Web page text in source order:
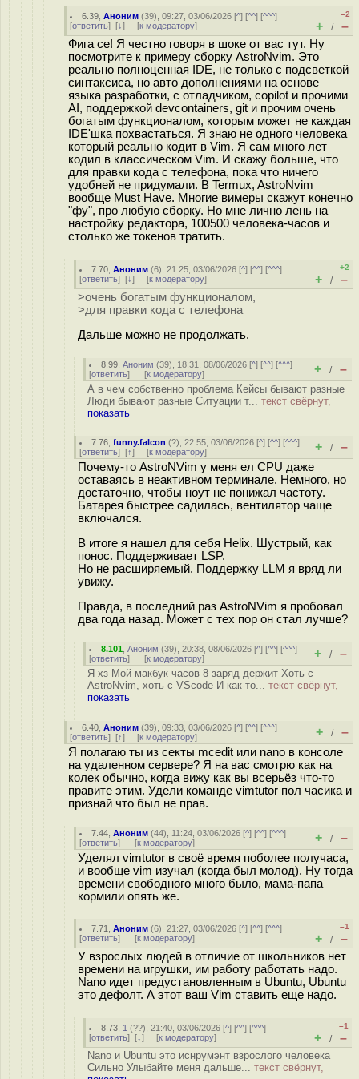
6.39 ,Аноним (39), 09:27, 03/06/2026 [^] [^^] [^^^]
[ответить] [↓] [к модератору]
–2
+ / –
Фига се! Я честно говоря в шоке от вас тут. Ну
посмотрите к примеру сборку AstroNvim. Это
реально полноценная IDE, не только с подсветкой
синтаксиса, но авто дополнениями на основе
языка разработки, с отладчиком, copilot и прочими
AI, поддержкой devcontainers, git и прочим очень
богатым функционалом, которым может не каждая
IDE'шка похвастаться. Я знаю не одного человека
который реально кодит в Vim. Я сам много лет
кодил в классическом Vim. И скажу больше, что
для правки кода с телефона, пока что ничего
удобней не придумали. В Termux, AstroNvim
вообще Must Have. Многие вимеры скажут конечно
"фу", про любую сборку. Но мне лично лень на
настройку редактора, 100500 человека-часов и
столько же токенов тратить.
7.70 ,Аноним (6), 21:25, 03/06/2026 [^] [^^] [^^^]
[ответить] [↓] [к модератору]
+2
+ / –
>очень богатым функционалом,
>для правки кода с телефона
Дальше можно не продолжать.
8.99 ,Аноним (39), 18:31, 08/06/2026 [^] [^^] [^^^]
[ответить] [к модератору] + / –
А в чем собственно проблема Кейсы бывают разные
Люди бывают разные Ситуации т... текст свёрнут,
показать
7.76 ,funny.falcon (?), 22:55, 03/06/2026 [^] [^^] [^^^]
[ответить] [↑] [к модератору] + / –
Почему-то AstroNVim у меня ел CPU даже
оставаясь в неактивном терминале. Немного, но
достаточно, чтобы ноут не понижал частоту.
Батарея быстрее садилась, вентилятор чаще
включался.
В итоге я нашел для себя Helix. Шустрый, как
понос. Поддерживает LSP.
Но не расширяемый. Поддержку LLM я вряд ли
увижу.
Правда, в последний раз AstroNVim я пробовал
два года назад. Может с тех пор он стал лучше?
8.101 ,Аноним (39), 20:38, 08/06/2026 [^] [^^] [^^^]
[ответить] [к модератору] + / –
Я хз Мой макбук часов 8 заряд держит Хоть с
AstroNvim, хоть с VScode И как-то... текст свёрнут,
показать
6.40 ,Аноним (39), 09:33, 03/06/2026 [^] [^^] [^^^]
[ответить] [↑] [к модератору] + / –
Я полагаю ты из секты mcedit или nano в консоле
на удаленном сервере? Я на вас смотрю как на
колек обычно, когда вижу как вы всерьёз что-то
правите этим. Удели команде vimtutor пол часика и
признай что был не прав.
7.44 ,Аноним (44), 11:24, 03/06/2026 [^] [^^] [^^^]
[ответить] [к модератору] + / –
Уделял vimtutor в своё время поболее получаса,
и вообще vim изучал (когда был молод). Ну тогда
времени свободного много было, мама-папа
кормили опять же.
7.71 ,Аноним (6), 21:27, 03/06/2026 [^] [^^] [^^^]
[ответить] [к модератору]
–1
+ / –
У взрослых людей в отличие от школьников нет
времени на игрушки, им работу работать надо.
Nano идет предустановленным в Ubuntu, Ubuntu
это дефолт. А этот ваш Vim ставить еще надо.
8.73 1 (??), 21:40, 03/06/2026 [^] [^^] [^^^]
[ответить] [↓] [к модератору]
–1
+ / –
Nano и Ubuntu это иснрумэнт взрослого человека
Сильно Улыбайте меня дальше... текст свёрнут,